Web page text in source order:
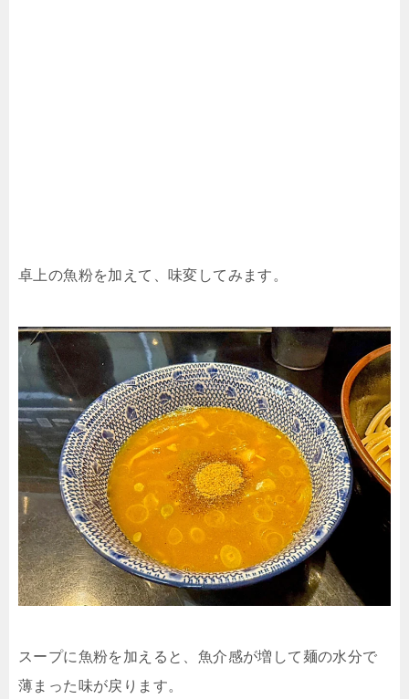
卓上の魚粉を加えて、味変してみます。
スープに魚粉を加えると、魚介感が増して麺の水分で
薄まった味が戻ります。